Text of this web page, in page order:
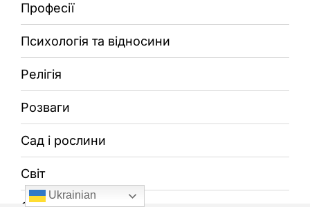
Професії
Психологія та відносини
Релігія
Розваги
Сад і рослини
Світ
Ukrainian